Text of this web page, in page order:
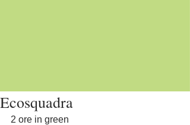
Ecosquadra
2 ore in green